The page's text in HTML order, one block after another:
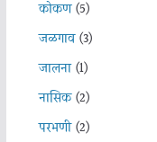
कोकण(5)
जळगाव(3)
जालना(1)
नासिक(2)
परभणी(2)